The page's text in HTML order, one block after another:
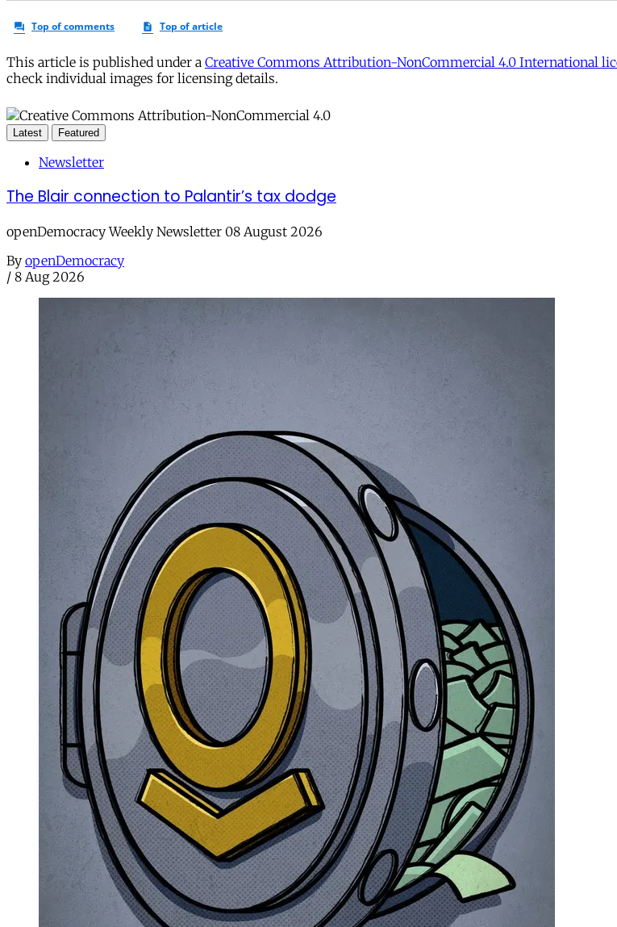
This article is published under a Creative Commons Attribution-NonCommercial 4.0 International
check individual images for licensing details.
Latest Featured
Newsletter
The Blair connection to Palantir’s tax dodge
openDemocracy Weekly Newsletter 08 August 2026
By openDemocracy
/ 8 Aug 2026